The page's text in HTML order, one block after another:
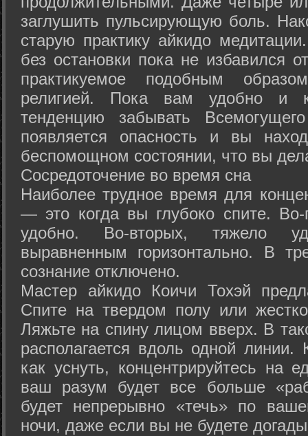
заглушить пульсирующую боль.
старую практику айкидо
без остановки пока не избавился
практикуемое подобным
религией. Пока вам удобно и
тенденцию забывать
появляется опасность и вы
беспомощном состоянии, что вы
Сосредоточение во время сна
Наиболее трудное время для
— это когда вы глубоко спите.
удобно. Во-вторых, тяжело
выравненным горизонтально. В
сознание отключено.
Мастер айкидо Коичи Тохэй
Спите на твердом полу или
Ляжьте на спину лицом вверх. В
располагается вдоль одной
как уснуть, концентрируйтесь на
ваш разум будет все больше
будет непрерывно «течь» по
ночи, даже если вы не будете